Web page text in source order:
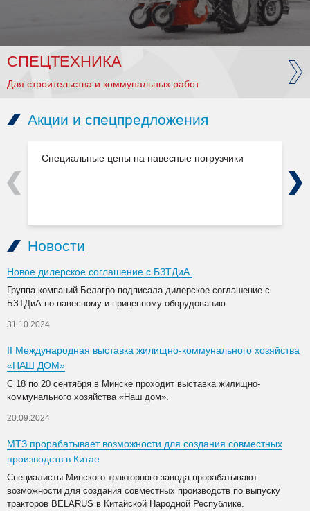
СПЕЦТЕХНИКА
Для строительства и коммунальных работ
Акции и спецпредложения
Специальные цены на навесные погрузчики
Previous Next
Новости
Новое дилерское соглашение с БЗТДиА.
Группа компаний Белагро подписала дилерское соглашение с
БЗТДиА по навесному и прицепному оборудованию
31.10.2024
II Международная выставка жилищно-коммунального хозяйства
«НАШ ДОМ»
С 18 по 20 сентября в Минске проходит выставка жилищно-
коммунального хозяйства «Наш дом».
20.09.2024
МТЗ прорабатывает возможности для создания совместных
производств в Китае
Специалисты Минского тракторного завода прорабатывают
возможности для создания совместных производств по выпуску
тракторов BELARUS в Китайской Народной Республике.